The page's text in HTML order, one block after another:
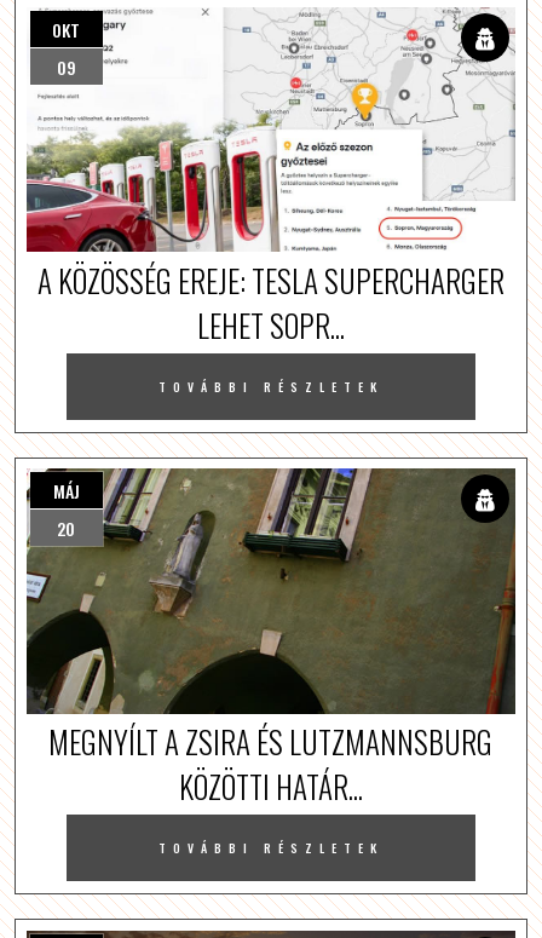
OKT
09
A KÖZÖSSÉG EREJE: TESLA SUPERCHARGER
LEHET SOPR...
TOVÁBBI RÉSZLETEK
MÁJ
20
MEGNYÍLT A ZSIRA ÉS LUTZMANNSBURG
KÖZÖTTI HATÁR...
TOVÁBBI RÉSZLETEK